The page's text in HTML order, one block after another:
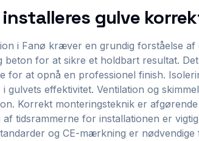
gulve
i Fanø kræver en grundig forståelse af
for at sikre et holdbart resultat.
for at opnå en professionel finish.
gulvets effektivitet. Ventilation og
Korrekt monteringsteknik er
tidsrammerne for installationen er
og CE-mærkning er